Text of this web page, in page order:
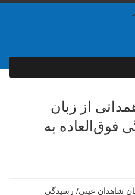
از زبان
فوق‌العاده به